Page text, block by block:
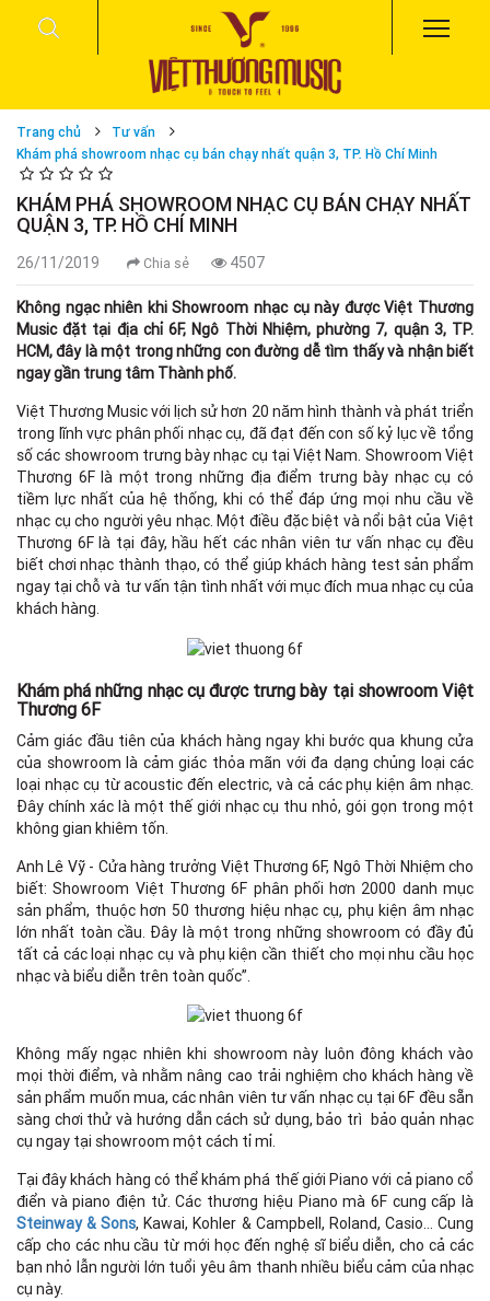
Trang chủ
Tư vấn
Khám phá showroom nhạc cụ bán chạy nhất quận 3, TP. Hồ Chí Minh
KHÁM PHÁ SHOWROOM NHẠC CỤ BÁN CHẠY NHẤT
QUẬN 3, TP. HỒ CHÍ MINH
26/11/2019 Chia sẻ 4507
Không ngạc nhiên khi Showroom nhạc cụ này được Việt Thương
Music đặt tại địa chỉ 6F, Ngô Thời Nhiệm, phường 7, quận 3, TP.
HCM, đây là một trong những con đường dễ tìm thấy và nhận biết
ngay gần trung tâm Thành phố.
Việt Thương Music với lịch sử hơn 20 năm hình thành và phát triển
trong lĩnh vực phân phối nhạc cụ, đã đạt đến con số kỷ lục về tổng
số các showroom trưng bày nhạc cụ tại Việt Nam. Showroom Việt
Thương 6F là một trong những địa điểm trưng bày nhạc cụ có
tiềm lực nhất của hệ thống, khi có thể đáp ứng mọi nhu cầu về
nhạc cụ cho người yêu nhạc. Một điều đặc biệt và nổi bật của Việt
Thương 6F là tại đây, hầu hết các nhân viên tư vấn nhạc cụ đều
biết chơi nhạc thành thạo, có thể giúp khách hàng test sản phẩm
ngay tại chỗ và tư vấn tận tình nhất với mục đích mua nhạc cụ của
khách hàng.
Khám phá những nhạc cụ được trưng bày tại showroom Việt
Thương 6F
Cảm giác đầu tiên của khách hàng ngay khi bước qua khung cửa
của showroom là cảm giác thỏa mãn với đa dạng chủng loại các
loại nhạc cụ từ acoustic đến electric, và cả các phụ kiện âm nhạc.
Đây chính xác là một thế giới nhạc cụ thu nhỏ, gói gọn trong một
không gian khiêm tốn.
Anh Lê Vỹ - Cửa hàng trưởng Việt Thương 6F, Ngô Thời Nhiệm cho
biết: Showroom Việt Thương 6F phân phối hơn 2000 danh mục
sản phẩm, thuộc hơn 50 thương hiệu nhạc cụ, phụ kiện âm nhạc
lớn nhất toàn cầu. Đây là một trong những showroom có đầy đủ
tất cả các loại nhạc cụ và phụ kiện cần thiết cho mọi nhu cầu học
nhạc và biểu diễn trên toàn quốc”.
Không mấy ngạc nhiên khi showroom này luôn đông khách vào
mọi thời điểm, và nhằm nâng cao trải nghiệm cho khách hàng về
sản phẩm muốn mua, các nhân viên tư vấn nhạc cụ tại 6F đều sẵn
sàng chơi thử và hướng dẫn cách sử dụng, bảo trì bảo quản nhạc
cụ ngay tại showroom một cách tỉ mỉ.
Tại đây khách hàng có thể khám phá thế giới Piano với cả piano cổ
điển và piano điện tử. Các thương hiệu Piano mà 6F cung cấp là
Steinway & Sons, Kawai, Kohler & Campbell, Roland, Casio… Cung
cấp cho các nhu cầu từ mới học đến nghệ sĩ biểu diễn, cho cả các
bạn nhỏ lẫn người lớn tuổi yêu âm thanh nhiều biểu cảm của nhạc
cụ này.